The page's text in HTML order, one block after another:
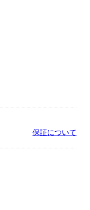
保証について